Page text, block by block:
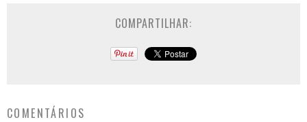
COMPARTILHAR:
COMENTÁRIOS